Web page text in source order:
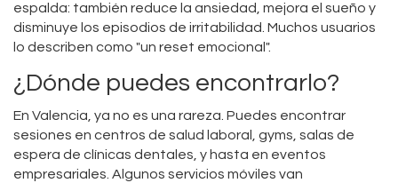
espalda: también reduce la ansiedad, mejora el sueño y
disminuye los episodios de irritabilidad. Muchos usuarios
lo describen como "un reset emocional".
¿Dónde puedes encontrarlo?
En Valencia, ya no es una rareza. Puedes encontrar
sesiones en centros de salud laboral, gyms, salas de
espera de clínicas dentales, y hasta en eventos
empresariales. Algunos servicios móviles van